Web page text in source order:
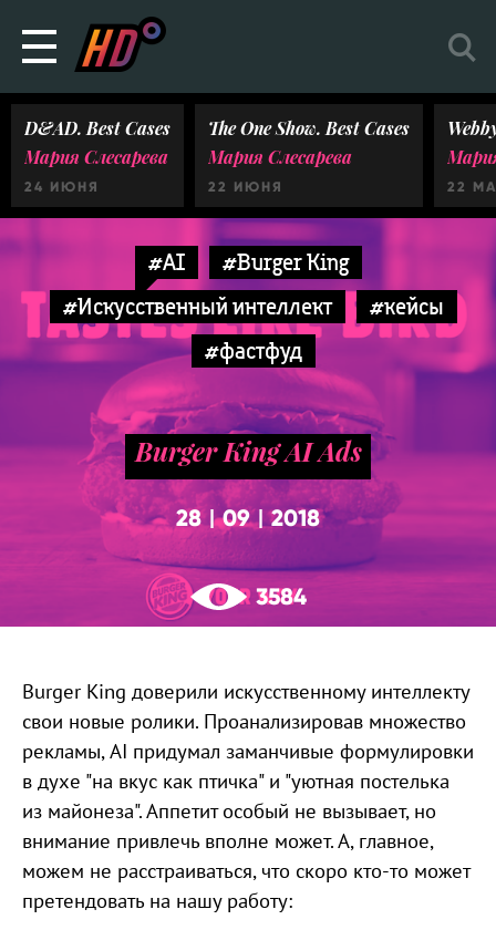
D&AD. Best Cases
Мария Слесарева
24 ИЮНЯ
The One Show. Best Cases
Мария Слесарева
22 ИЮНЯ 22
#AI
#Burger King
#Искусственный интеллект
#кейсы
#фастфуд
Burger King AI Ads
28 |09|2018
3584
Burger King доверили искусственному интеллекту
свои новые ролики. Проанализировав множество
рекламы, AI придумал заманчивые формулировки
в духе "на вкус как птичка" и "уютная постелька
из майонеза". Аппетит особый не вызывает, но
внимание привлечь вполне может. А, главное,
можем не расстраиваться, что скоро кто-то может
претендовать на нашу работу: